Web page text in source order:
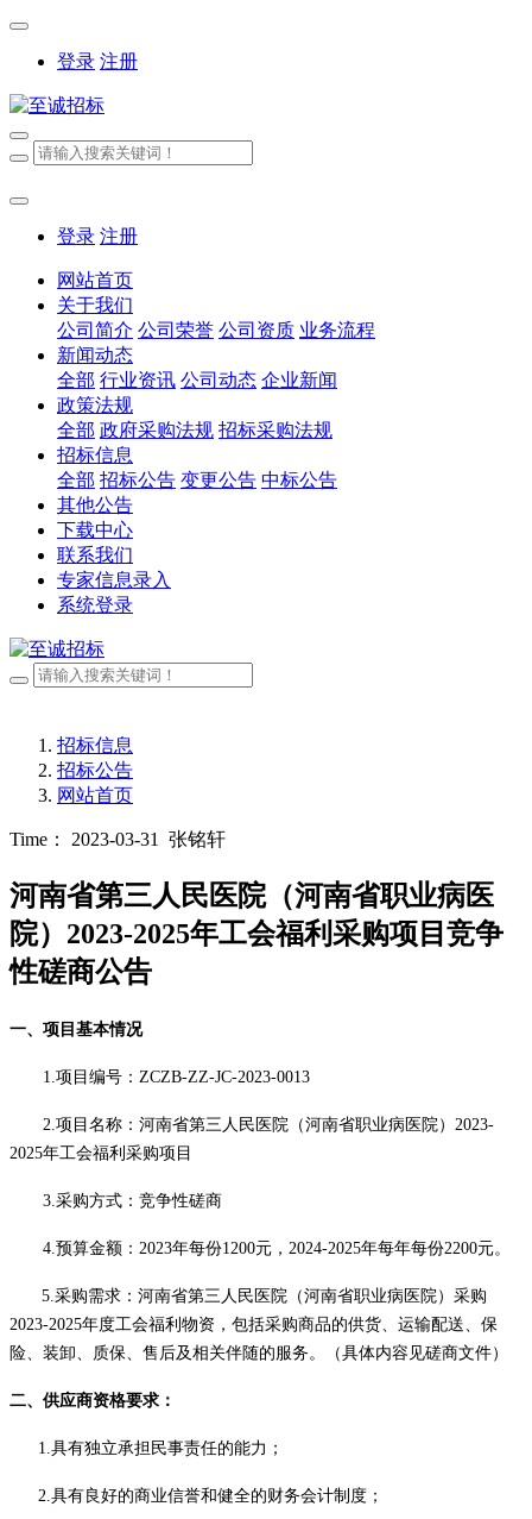
登录 注册
登录 注册
网站首页
关于我们
公司简介 公司荣誉 公司资质 业务流程
新闻动态
全部 行业资讯 公司动态 企业新闻
政策法规
全部 政府采购法规 招标采购法规
招标信息
全部 招标公告 变更公告 中标公告
其他公告
下载中心
联系我们
专家信息录入
系统登录
招标信息
招标公告
网站首页
Time： 2023-03-31 张铭轩
河南省第三人民医院（河南省职业病医
院）2023-2025年工会福利采购项目竞争
性磋商公告
一、项目基本情况
1.项目编号： ZCZB-ZZ-JC-2023-0013
2.项目名称：河南省第三人民医院（河南省职业病医院）2023-
2025年工会福利采购项目
3.采购方式：竞争性磋商
4.预算金额： 2023年每份1200元，2024-2025年每年每份2200元。
5.采购需求 ： 河南省第三人民医院（河南省职业病医院） 采购
2023-2025年度工会福利物资，包括采购商品的供货、运输配送、保
险、装卸、质保、售后及相关伴随的服务。
（具体内容见磋商文件）
二、供应商资格要求：
1.具有独立承担民事责任的能力；
2.具有良好的商业信誉和健全的财务会计制度；